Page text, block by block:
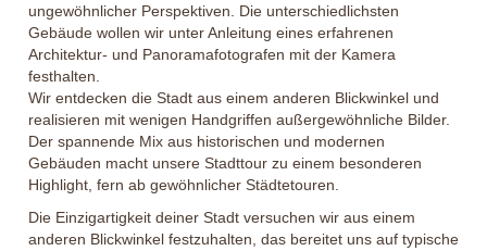
ungewöhnlicher Perspektiven. Die unterschiedlichsten
Gebäude wollen wir unter Anleitung eines erfahrenen
Architektur- und Panoramafotografen mit der Kamera
festhalten.
Wir entdecken die Stadt aus einem anderen Blickwinkel und
realisieren mit wenigen Handgriffen außergewöhnliche Bilder.
Der spannende Mix aus historischen und modernen
Gebäuden macht unsere Stadttour zu einem besonderen
Highlight, fern ab gewöhnlicher Städtetouren.
Die Einzigartigkeit deiner Stadt versuchen wir aus einem
anderen Blickwinkel festzuhalten, das bereitet uns auf typische